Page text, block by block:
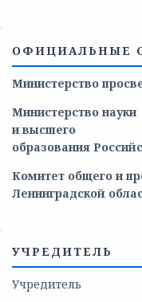
ОФИЦИАЛЬНЫЕ
Министерство
Министерство науки
и высшего
образования
Комитет общего и
Ленинградской
УЧРЕДИТЕЛЬ
Учредитель